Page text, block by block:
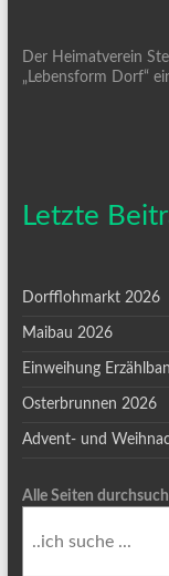
Der Heimatverein
„Lebensform Dorf“
Letzte
Dorfflohmarkt 2026
Maibau 2026
Einweihung
Osterbrunnen 2026
Advent- und
Alle Seiten